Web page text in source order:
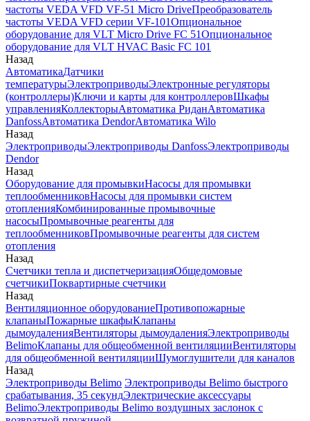
частоты VEDA VFD VF-51 Micro DriveПреобразователь
частоты VEDA VFD серии VF-101Опциональное
оборудование для VLT Micro Drive FC 51Опциональное
оборудование для VLT HVAC Basic FC 101
Назад
АвтоматикаДатчики
температурыЭлектроприводыЭлектронные регуляторы
(контроллеры)Ключи и карты для контроллеровШкафы
управленияКоллекторыАвтоматика РиданАвтоматика
DanfossАвтоматика DendorАвтоматика Wilo
Назад
ЭлектроприводыЭлектроприводы DanfossЭлектроприводы
Dendor
Назад
Оборудование для промывкиНасосы для промывки
теплообменниковНасосы для промывки систем
отопленияКомбинированные промывочные
насосыПромывочные реагенты для
теплообменниковПромывочные реагенты для систем
отопления
Назад
Счетчики тепла и диспетчеризацияОбщедомовые
счетчикиПоквартирные счетчики
Назад
Вентиляционное оборудованиеПротивопожарные
клапаныПожарные шкафыКлапаны
дымоудаленияВентиляторы дымоудаленияЭлектроприводы
BelimoКлапаны для общеобменной вентиляцииВентиляторы
для общеобменной вентиляцииШумоглушители для каналов
Назад
Электроприводы Belimo Электроприводы Belimo быстрого
срабатывания, 35 секундЭлектрические аксессуары
BelimoЭлектроприводы Belimo воздушных заслонок c